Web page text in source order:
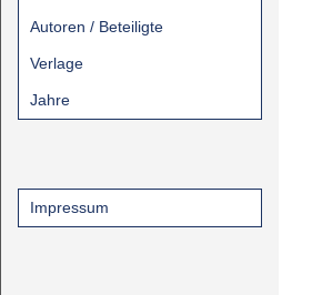
Autoren / Beteiligte
Verlage
Jahre
Impressum